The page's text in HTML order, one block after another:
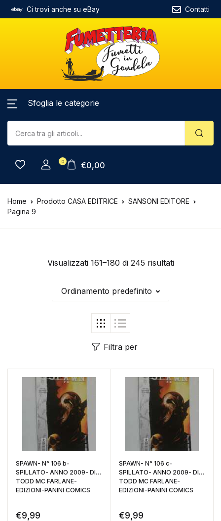
Ci trovi anche su eBay Contatti
Sfoglia le categorie
0 €0,00
Home Prodotto CASA EDITRICE
SANSONI EDITORE
Pagina 9
Visualizzati 161–180 di 245 risultati
Ordinamento predefinito
Filtra per
SPAWN- N° 106 b-
SPILLATO- ANNO 2009- DI:
TODD MC FARLANE-
EDIZIONI-PANINI COMICS
€9,99
SPAWN- N° 106 c-
SPILLATO- ANNO 2009- DI:
TODD MC FARLANE-
EDIZIONI-PANINI COMICS
€9,99